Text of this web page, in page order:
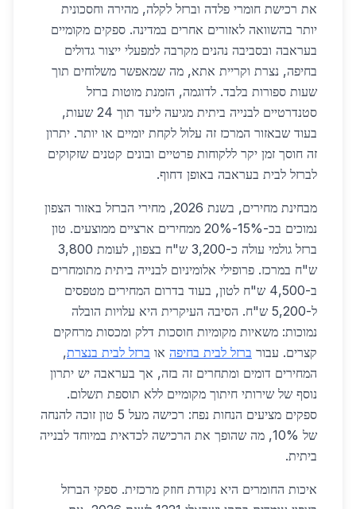
את רכישת חומרי פלדה וברזל לקלה, מהירה וחסכונית
יותר בהשוואה לאזורים אחרים במדינה. ספקים מקומיים
בעראבה ובסביבה נהנים מקרבה למפעלי ייצור גדולים
בחיפה, נצרת וקריית אתא, מה שמאפשר משלוחים תוך
שעות ספורות בלבד. לדוגמה, הזמנת מוטות ברזל
סטנדרטיים לבנייה ביתית מגיעה ליעד תוך 24 שעות,
בעוד שבאזור המרכז זה עלול לקחת יומיים או יותר. יתרון
זה חוסך זמן יקר ללקוחות פרטיים ובונים קטנים שזקוקים
לברזל לבית בעראבה באופן דחוף.
מבחינת מחירים, בשנת 2026, מחירי הברזל באזור הצפון
נמוכים בכ-15%-20% ממחירים ארציים ממוצעים. טון
ברזל גולמי עולה כ-3,200 ש"ח בצפון, לעומת 3,800
ש"ח במרכז. פרופילי אלומיניום לבנייה ביתית מתומחרים
ב-4,500 ש"ח לטון, בעוד בדרום המחירים מטפסים
ל-5,200 ש"ח. הסיבה העיקרית היא עלויות הובלה
נמוכות: משאיות מקומיות חוסכות דלק ומכסות מרחקים
קצרים. עבור ברזל לבית בחיפה או ברזל לבית בנצרת,
המחירים דומים ומתחרים זה בזה, אך בעראבה יש יתרון
נוסף של שירותי חיתוך מקומיים ללא תוספת תשלום.
ספקים מציעים הנחות נפח: רכישה מעל 5 טון זוכה להנחה
של 10%, מה שהופך את הרכישה לכדאית במיוחד לבנייה
ביתית.
איכות החומרים היא נקודת חוזק מרכזית. ספקי הברזל